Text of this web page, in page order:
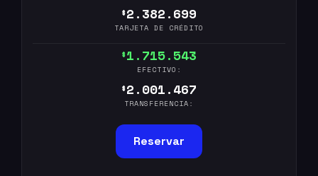
$2.382.699
TARJETA DE CRÉDITO
$1.715.543
EFECTIVO:
$2.001.467
TRANSFERENCIA:
Reservar